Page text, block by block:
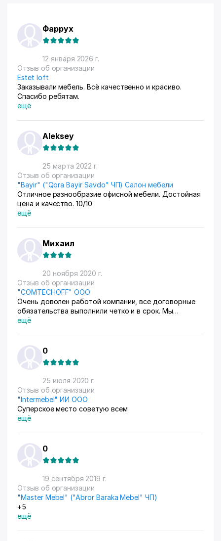
Фаррух
12 января 2026 г.
Отзыв об организации
Estet loft
Заказывали мебель. Всё качественно и красиво.
Спасибо ребятам.
ещё
Aleksey
25 марта 2022 г.
Отзыв об организации
"Bayir" ("Qora Bayir Savdo" ЧП) Салон мебели
Отличное разнообразие офисной мебели. Достойная
цена и качество. 10/10
ещё
Михаил
20 ноября 2020 г.
Отзыв об организации
"COMTECHOFF" OOO
Очень доволен работой компании, все договорные
обязательства выполнили четко и в срок. Мы
закупали металлические стеллажи для складских
бухгалтерские металлические шкафы. Молодцы
ребята, быстро и слаженно работают. Спасибо вам.
ещё
0
25 июля 2020 г.
Отзыв об организации
"Intermebel" ИИ ООО
Суперское место советую всем
ещё
0
19 сентября 2019 г.
Отзыв об организации
"Master Mebel" ("Abror Baraka Mebel" ЧП)
+5
ещё